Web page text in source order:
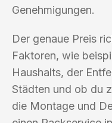
Genehmigungen.
Der genaue Preis
Faktoren, wie
Haushalts, der
Städten und ob du
die Montage und